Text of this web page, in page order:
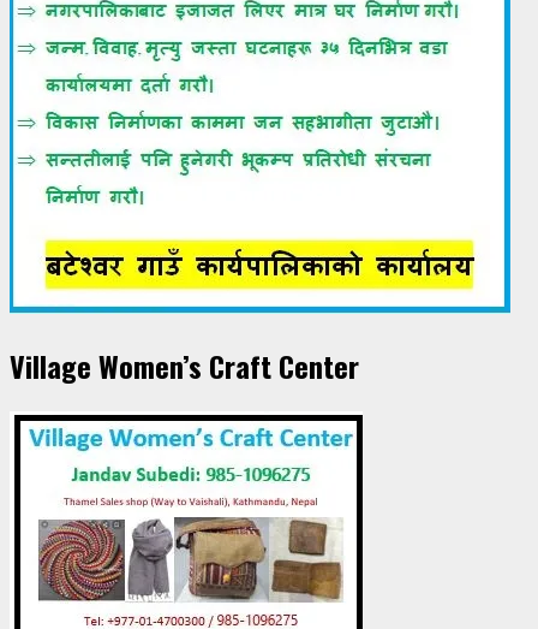
Village Women’s Craft Center